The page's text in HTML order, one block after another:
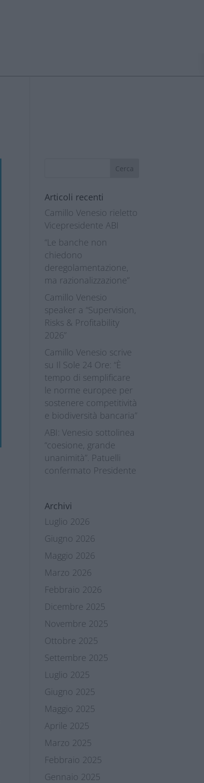
Articoli recenti
Camillo Venesio rieletto
Vicepresidente ABI
“Le banche non
chiedono
deregolamentazione,
ma razionalizzazione”
Camillo Venesio
speaker a “Supervision,
Risks & Profitability
2026”
Camillo Venesio scrive
su Il Sole 24 Ore: “È
tempo di semplificare
le norme europee per
sostenere competitività
e biodiversità bancaria”
ABI: Venesio sottolinea
“coesione, grande
unanimità”. Patuelli
confermato Presidente
Archivi
Luglio 2026
Giugno 2026
Maggio 2026
Marzo 2026
Febbraio 2026
Dicembre 2025
Novembre 2025
Ottobre 2025
Settembre 2025
Luglio 2025
Giugno 2025
Maggio 2025
Aprile 2025
Marzo 2025
Febbraio 2025
Gennaio 2025